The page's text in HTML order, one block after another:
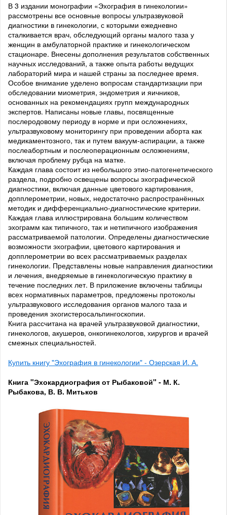
В 3 издании монографии «Эхография в гинекологии»
рассмотрены все основные вопросы ультразвуковой
диагностики в гинекологии, с которыми ежедневно
сталкивается врач, обследующий органы малого таза у
женщин в амбулаторной практике и гинекологическом
стационаре. Внесены дополнения результатов собственных
научных исследований, а также опыта работы ведущих
лабораторий мира и нашей страны за последнее время.
Особое внимание уделено вопросам стандартизации при
обследовании миометрия, эндометрия и яичников,
основанных на рекомендациях групп международных
экспертов. Написаны новые главы, посвященные
послеродовому периоду в норме и при осложнениях,
ультразвуковому мониторингу при проведении аборта как
медикаментозного, так и путем вакуум-аспирации, а также
послеабортным и послеоперационным осложнениям,
включая проблему рубца на матке.
Каждая глава состоит из небольшого этио-патогенетического
раздела, подробно освещены вопросы эхографической
диагностики, включая данные цветового картирования,
допплерометрии, новых, недостаточно распространённых
методик и дифференциально-диагностические критерии.
Каждая глава иллюстрирована большим количеством
эхограмм как типичного, так и нетипичного изображения
рассматриваемой патологии. Определены диагностические
возможности эхографии, цветового картирования и
допплерометрии во всех рассматриваемых разделах
гинекологии. Представлены новые направления диагностики
и лечения, внедряемые в гинекологическую практику в
течение последних лет. В приложение включены таблицы
всех нормативных параметров, предложены протоколы
ультразвукового исследования органов малого таза и
проведения эхогистеросальпингоскопии.
Книга рассчитана на врачей ультразвуковой диагностики,
гинекологов, акушеров, онкогинекологов, хирургов и врачей
смежных специальностей.
Купить книгу "Эхография в гинекологии" - Озерская И. А.
Книга "Эхокардиография от Рыбаковой" - М. К.
Рыбакова, В. В. Митьков